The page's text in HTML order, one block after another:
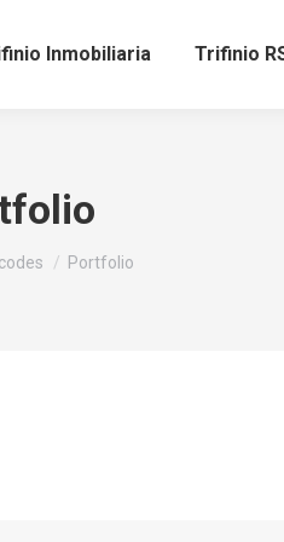
Inmobiliaria Trifinio
Portfolio